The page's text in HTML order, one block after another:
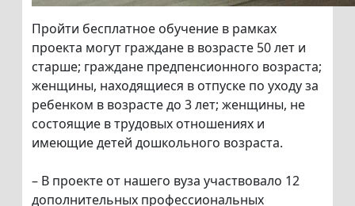
Пройти бесплатное обучение в рамках
проекта могут граждане в возрасте 50 лет и
старше; граждане предпенсионного возраста;
женщины, находящиеся в отпуске по уходу за
ребенком в возрасте до 3 лет; женщины, не
состоящие в трудовых отношениях и
имеющие детей дошкольного возраста.
– В проекте от нашего вуза участвовало 12
дополнительных профессиональных